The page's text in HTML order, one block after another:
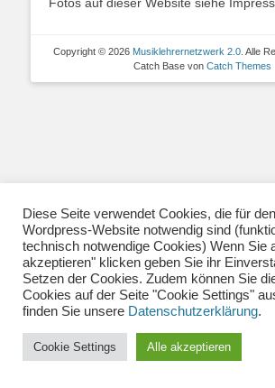
Copyright © 2026 Musiklehrernetzwerk 2.0. Alle
Catch Base von Catch Themes
Diese Seite verwendet Cookies, die für
Wordpress-Website notwendig sind
technisch notwendige Cookies) Wenn Sie
akzeptieren" klicken geben Sie ihr
Setzen der Cookies. Zudem können Sie
Cookies auf der Seite "Cookie Settings"
finden Sie unsere Datenschutzerklärung.
Cookie Settings Alle akzeptieren